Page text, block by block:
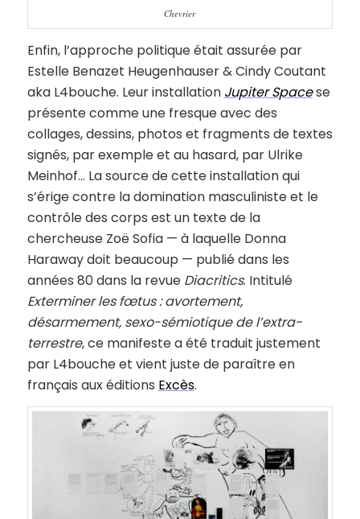
Chevrier
Enfin, l’approche politique était assurée par
Estelle Benazet Heugenhauser & Cindy Coutant
aka L4bouche. Leur installation Jupiter Spacese
présente comme une fresque avec des
collages, dessins, photos et fragments de textes
signés, par exemple et au hasard, par Ulrike
Meinhof… La source de cette installation qui
s’érige contre la domination masculiniste et le
contrôle des corps est un texte de la
chercheuse Zoë Sofia — à laquelle Donna
Haraway doit beaucoup — publié dans les
années 80 dans la revueDiacritics. Intitulé
Exterminer les fœtus : avortement,
désarmement, sexo-sémiotique de l’extra-
terrestre, ce manifeste a été traduit justement
par L4bouche et vient juste de paraître en
français aux éditions Excès.